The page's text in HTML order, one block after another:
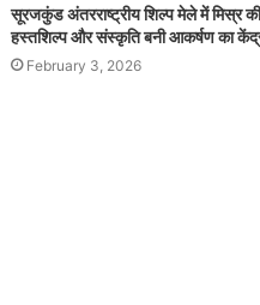
सूरजकुंड अंतरराष्ट्रीय शिल्प मेले में मिस्र की
हस्तशिल्प और संस्कृति बनी आकर्षण का
February 3, 2026